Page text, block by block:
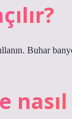
Buhar